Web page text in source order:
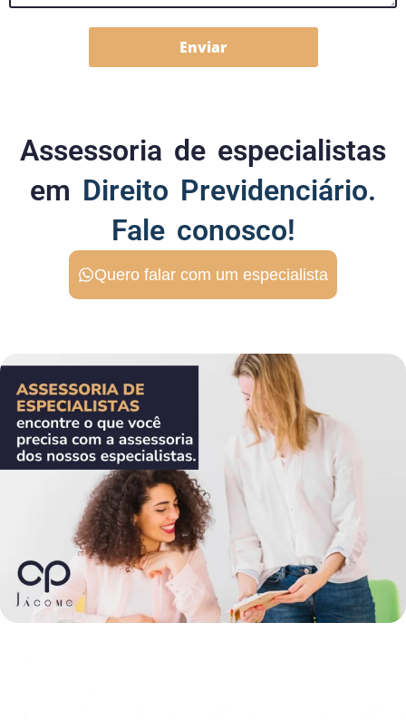
Enviar
Assessoria de especialistas
em Direito Previdenciário.
Fale conosco!
Quero falar com um especialista